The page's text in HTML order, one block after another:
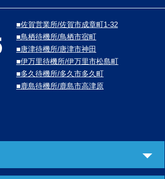
■佐賀営業所/佐賀市成章町1-32
■鳥栖待機所/鳥栖市宿町
■唐津待機所/唐津市神田
■伊万里待機所/伊万里市松島町
■多久待機所/多久市多久町
■鹿島待機所/鹿島市高津原